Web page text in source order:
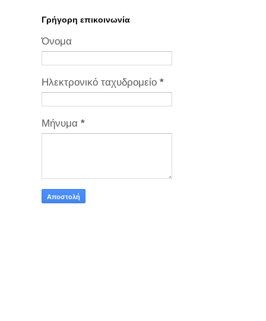
Γρήγορη επικοινωνία
Όνομα
Ηλεκτρονικό ταχυδρομείο *
Μήνυμα *